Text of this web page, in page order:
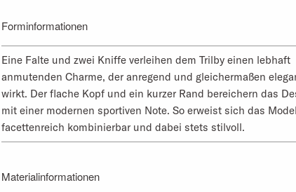
Forminformationen
Eine Falte und zwei Kniffe verleihen dem Trilby einen lebhaft
anmutenden Charme, der anregend und gleichermaßen
wirkt. Der flache Kopf und ein kurzer Rand bereichern das
mit einer modernen sportiven Note. So erweist sich das
facettenreich kombinierbar und dabei stets stilvoll.
Materialinformationen